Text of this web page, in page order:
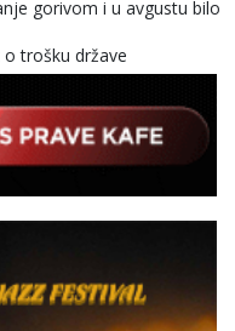
gorivom i u avgustu bilo
trošku države